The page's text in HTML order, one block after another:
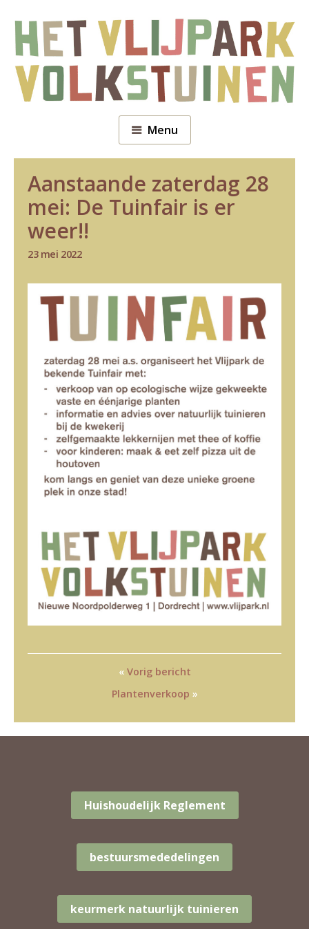
Menu
Aanstaande zaterdag 28
mei: De Tuinfair is er
weer!!
23 mei 2022
« Vorig bericht
Plantenverkoop »
Huishoudelijk Reglement
bestuursmededelingen
keurmerk natuurlijk tuinieren